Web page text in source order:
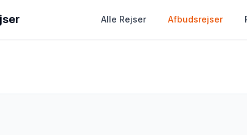
Alle Rejser Afbudsrejser